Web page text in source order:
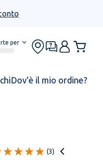
per
Dov'è il mio ordine?
(3)